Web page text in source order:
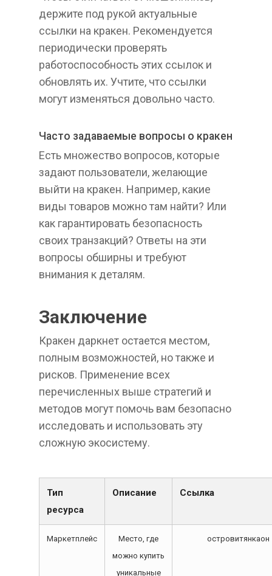
держите под рукой актуальные
ссылки на кракен. Рекомендуется
периодически проверять
работоспособность этих ссылок и
обновлять их. Учтите, что ссылки
могут изменяться довольно часто.
Часто задаваемые вопросы о кракен
Есть множество вопросов, которые
задают пользователи, желающие
выйти на кракен. Например, какие
виды товаров можно там найти? Или
как гарантировать безопасность
своих транзакций? Ответы на эти
вопросы обширны и требуют
внимания к деталям.
Заключение
Кракен даркнет остается местом,
полным возможностей, но также и
рисков. Применение всех
перечисленных выше стратегий и
методов могут помочь вам безопасно
исследовать и использовать эту
сложную экосистему.
Тип
ресурса
Описание Ссылка
Маркетплейс
Место, где
можно купить
уникальные
островитянкаон